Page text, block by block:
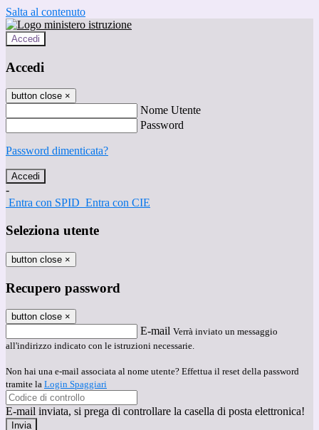
Salta al contenuto
Accedi
Accedi
button close ×
Nome Utente
Password
Password dimenticata?
-
Entra con SPID Entra con CIE
Seleziona utente
button close ×
Recupero password
button close ×
E-mail Verrà inviato un messaggio
all'indirizzo indicato con le istruzioni necessarie.
Non hai una e-mail associata al nome utente? Effettua il reset della password
tramite la Login Spaggiari
E-mail inviata, si prega di controllare la casella di posta elettronica!